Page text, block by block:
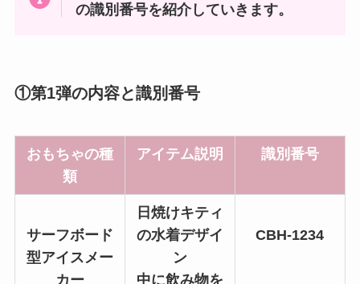
の識別番号を紹介していきます。
①第1弾の内容と識別番号
おもちゃの種
類
アイテム説明 識別番号
サーフボード
型アイスメー
カー
日焼けキティ
の水着デザイ
ン
中に飲み物を
CBH-1234